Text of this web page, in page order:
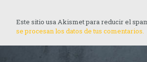
Este sitio usa Akismet para reducir el
se procesan los datos de tus comentarios.